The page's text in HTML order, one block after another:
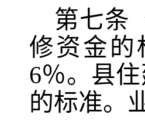
第七条
修资金的
6％。 县
的标准。